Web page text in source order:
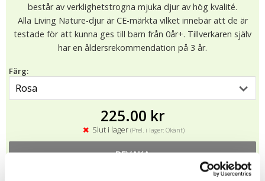
består av verklighetstrogna mjuka djur av hög kvalité.
Alla Living Nature-djur är CE-märkta vilket innebär att de är
testade för att kunna ges till barn från 0år+. Tillverkaren själv
har en åldersrekommendation på 3 år.
Färg:
225.00 kr
Slut i lager (Prel. i lager: Okänt)
BEVAKA